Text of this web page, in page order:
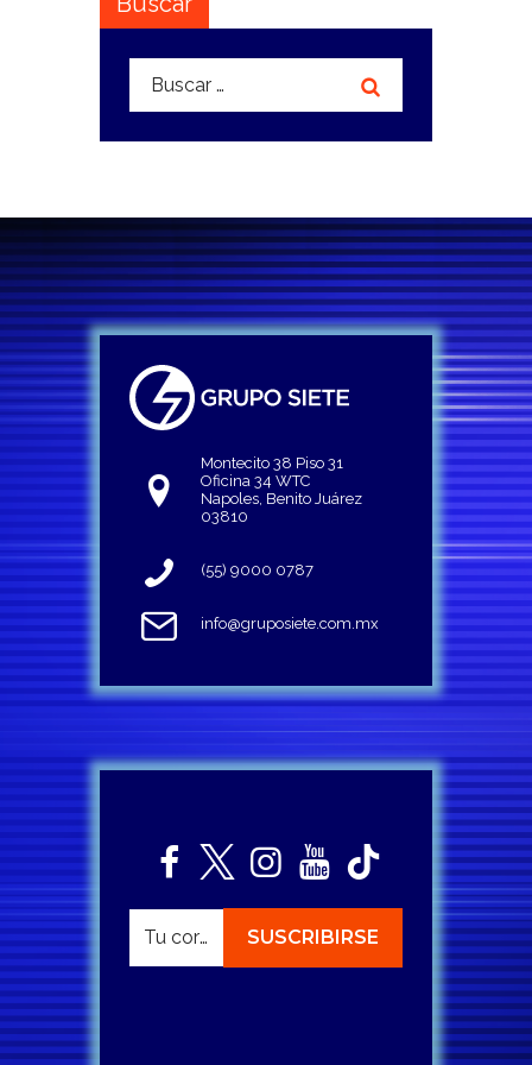
Buscar:
Montecito 38 Piso 31
Oficina 34 WTC
Napoles, Benito Juárez
03810
(55) 9000 0787
info@gruposiete.com.mx